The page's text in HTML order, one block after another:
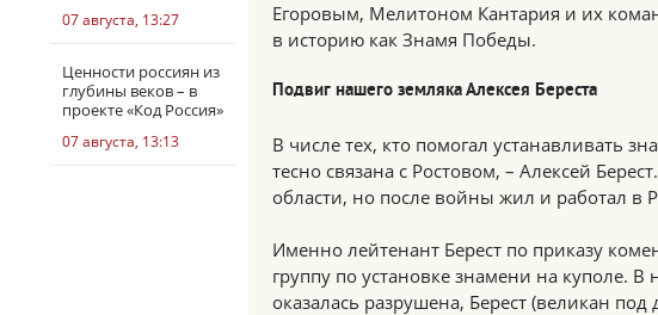
07 августа, 13:27
Ценности россиян из
глубины веков – в
проекте «Код Россия»
07 августа, 13:13
Егоровым, Мелитоном Кантария и их
в историю как Знамя Победы.
Подвиг нашего земляка Алексея Береста
В числе тех, кто помогал устанавливать
тесно связана с Ростовом, – Алексей
области, но после войны жил и работал в
Именно лейтенант Берест по приказу
группу по установке знамени на куполе. В
оказалась разрушена, Берест (великан